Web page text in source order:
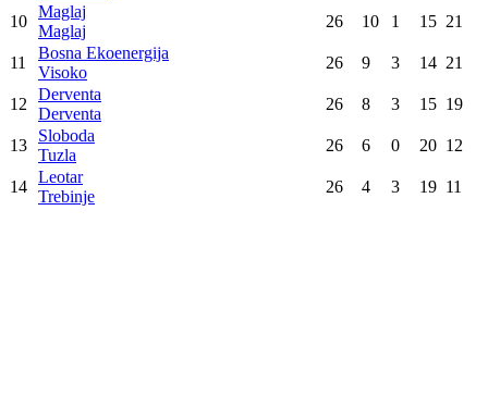
10
Maglaj
Maglaj
26 10 1 15 21
11
Bosna Ekoenergija
Visoko
26 9 3 14 21
12
Derventa
Derventa
26 8 3 15 19
13
Sloboda
Tuzla
26 6 0 20 12
14
Leotar
Trebinje
26 4 3 19 11